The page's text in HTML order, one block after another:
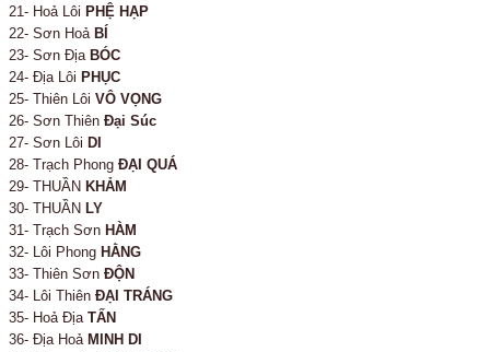
21- Hoả Lôi PHỆ HẠP
22- Sơn Hoả BÍ
23- Sơn Địa BÓC
24- Địa Lôi PHỤC
25- Thiên Lôi VÔ VỌNG
26- Sơn Thiên Đại Súc
27- Sơn Lôi DI
28- Trạch Phong ĐẠI QUÁ
29- THUẦN KHẢM
30- THUẦN LY
31- Trạch Sơn HÀM
32- Lôi Phong HẰNG
33- Thiên Sơn ĐỘN
34- Lôi Thiên ĐẠI TRÁNG
35- Hoả Địa TẤN
36- Địa Hoả MINH DI